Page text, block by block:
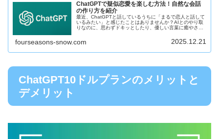
ChatGPTで疑似恋愛を楽しむ方法！自然な会話
の作り方を紹介
最近、ChatGPTと話しているうちに「まるで恋人と話して
いるみたい」と感じたことはありませんか？AIとのやり取
りなのに、思わずドキッとしたり、優しい言葉に癒やされ
fourseasons-snow.com 2025.12.21
ChatGPT10ドルプランのメリットと
デメリット